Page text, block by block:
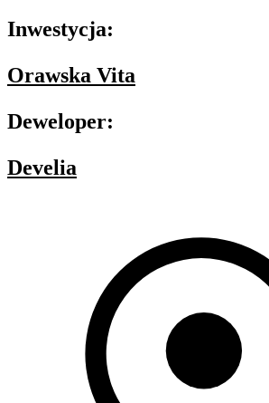
Inwestycja:
Orawska Vita
Deweloper:
Develia